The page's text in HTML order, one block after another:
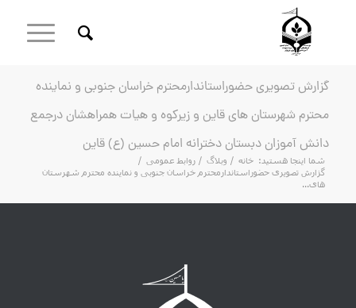
گزارش تصویری حضوراستاندارمحترم خراسان جنوبی و نماینده
محترم شهرستان های قاین و زیرکوه و هیات همراهشان درجمع
دانش آموزان دبستان دخترانه امام حسین (ع) قاین
شما اینجا هستید: خانه / وبلاگ / روابط عمومی /
گزارش تصویری حضوراستاندارمحترم خراسان جنوبی و نماینده محترم شهرستان
های...